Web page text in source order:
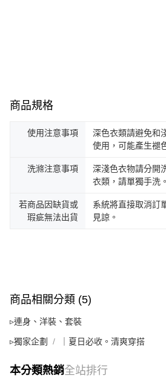
商品規格
使用注意事項
深色衣類請避免和
使用，可能產生褪
洗滌注意事項
深淺色衣物請分開
衣類，請單獨手洗。
若商品因缺貨或
瑕疵無法出貨
系統將直接取消訂
見諒。
商品相關分類 (5)
▹連身、洋裝、套裝
▹獨家企劃 ｜夏日必收。清爽穿搭
本分類熱銷全站排行